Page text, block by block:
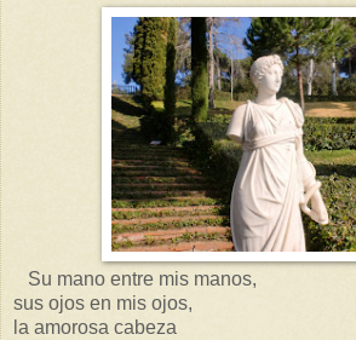
Su mano entre mis manos,
sus ojos en mis ojos,
la amorosa cabeza